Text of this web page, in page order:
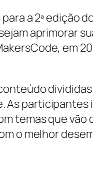
a 2ª edição
aprimorar
em
As
temas que
o melhor